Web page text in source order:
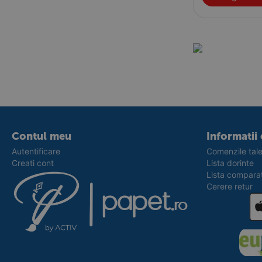
Contul meu
Autentificare
Creati cont
Informatii
Comenzile tale
Lista dorinte
Lista
Cerere retur